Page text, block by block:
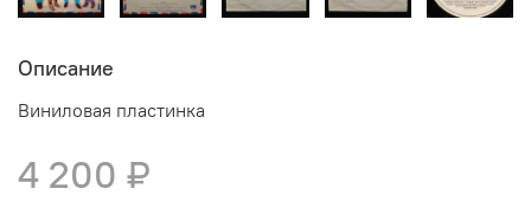
Описание
Виниловая пластинка
4 200 ₽